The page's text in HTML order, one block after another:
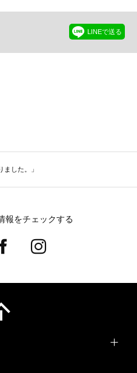
LINEで送る
した。」
報をチェックする